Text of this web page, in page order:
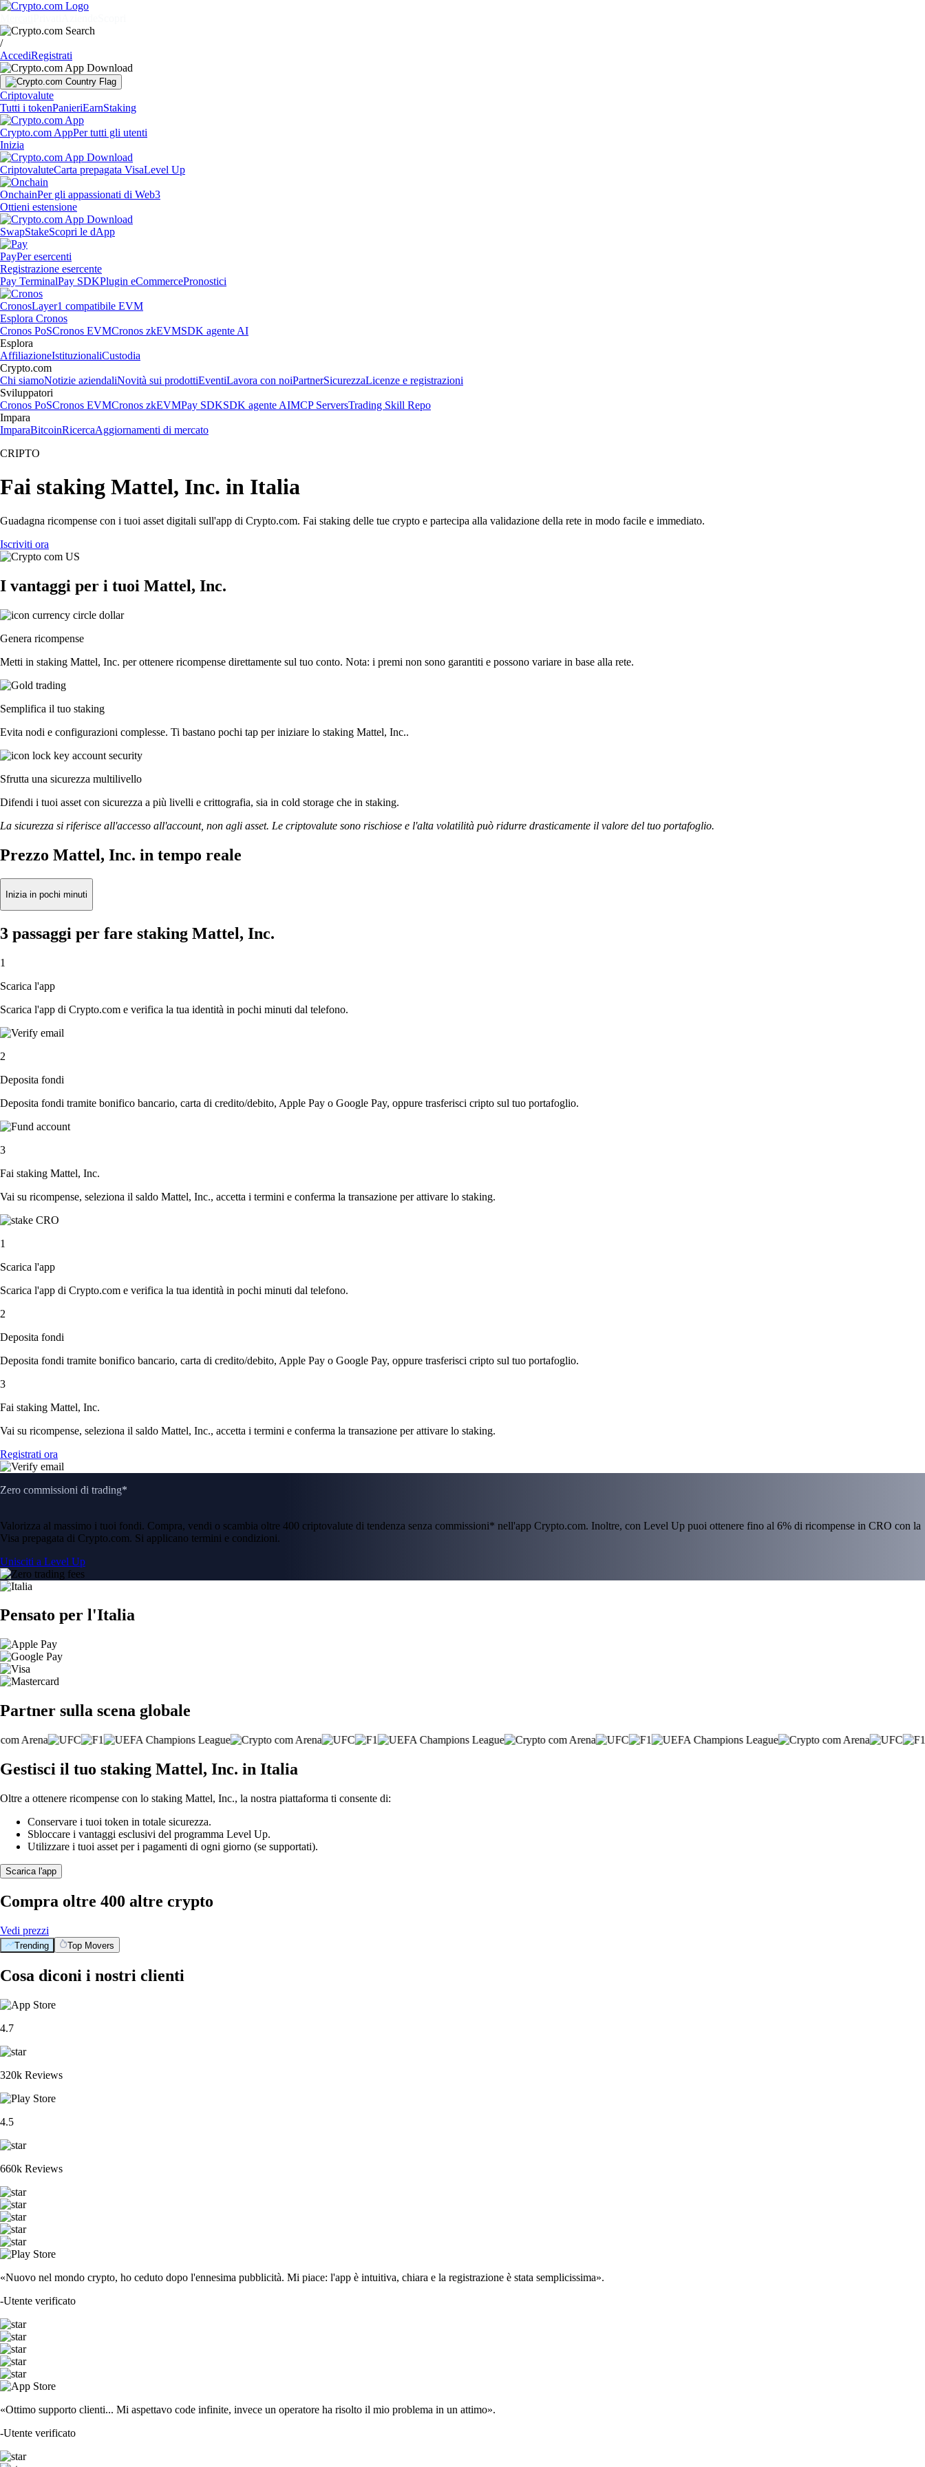
/
AccediRegistrati
Criptovalute
Tutti i tokenPanieriEarnStaking
Crypto.com AppPer tutti gli utenti
Inizia
CriptovaluteCarta prepagata VisaLevel Up
OnchainPer gli appassionati di Web3
Ottieni estensione
SwapStakeScopri le dApp
PayPer esercenti
Registrazione esercente
Pay TerminalPay SDKPlugin eCommercePronostici
CronosLayer1 compatibile EVM
Esplora Cronos
Cronos PoSCronos EVMCronos zkEVMSDK agente AI
Esplora
AffiliazioneIstituzionaliCustodia
Crypto.com
Chi siamoNotizie aziendaliNovità sui prodottiEventiLavora con noiPartnerSicurezzaLicenze e registrazioni
Sviluppatori
Cronos PoSCronos EVMCronos zkEVMPay SDKSDK agente AIMCP ServersTrading Skill Repo
Impara
ImparaBitcoinRicercaAggiornamenti di mercato
CRIPTO
Fai staking Mattel, Inc. in Italia
Guadagna ricompense con i tuoi asset digitali sull'app di Crypto.com. Fai staking delle tue crypto e partecipa alla validazione della rete in modo facile e immediato.
Iscriviti ora
I vantaggi per i tuoi Mattel, Inc.
Genera ricompense
Metti in staking Mattel, Inc. per ottenere ricompense direttamente sul tuo conto. Nota: i premi non sono garantiti e possono variare in base alla rete.
Semplifica il tuo staking
Evita nodi e configurazioni complesse. Ti bastano pochi tap per iniziare lo staking Mattel, Inc..
Sfrutta una sicurezza multilivello
Difendi i tuoi asset con sicurezza a più livelli e crittografia, sia in cold storage che in staking.
La sicurezza si riferisce all'accesso all'account, non agli asset. Le criptovalute sono rischiose e l'alta volatilità può ridurre drasticamente il valore del tuo portafoglio.
Prezzo Mattel, Inc. in tempo reale
Inizia in pochi minuti
3 passaggi per fare staking Mattel, Inc.
1
Scarica l'app
Scarica l'app di Crypto.com e verifica la tua identità in pochi minuti dal telefono.
2
Deposita fondi
Deposita fondi tramite bonifico bancario, carta di credito/debito, Apple Pay o Google Pay, oppure trasferisci cripto sul tuo portafoglio.
3
Fai staking Mattel, Inc.
Vai su ricompense, seleziona il saldo Mattel, Inc., accetta i termini e conferma la transazione per attivare lo staking.
1
Scarica l'app
Scarica l'app di Crypto.com e verifica la tua identità in pochi minuti dal telefono.
2
Deposita fondi
Deposita fondi tramite bonifico bancario, carta di credito/debito, Apple Pay o Google Pay, oppure trasferisci cripto sul tuo portafoglio.
3
Fai staking Mattel, Inc.
Vai su ricompense, seleziona il saldo Mattel, Inc., accetta i termini e conferma la transazione per attivare lo staking.
Registrati ora
Zero commissioni di trading*
Valorizza al massimo i tuoi fondi. Compra, vendi o scambia oltre 400 criptovalute di tendenza senza commissioni* nell'app Crypto.com. Inoltre, con Level Up puoi ottenere fino al 6% di ricompense in CRO con la
Visa prepagata di Crypto.com. Si applicano termini e condizioni.
Unisciti a Level Up
Pensato per l'Italia
Partner sulla scena globale
Gestisci il tuo staking Mattel, Inc. in Italia
Oltre a ottenere ricompense con lo staking Mattel, Inc., la nostra piattaforma ti consente di:
Conservare i tuoi token in totale sicurezza.
Sbloccare i vantaggi esclusivi del programma Level Up.
Utilizzare i tuoi asset per i pagamenti di ogni giorno (se supportati).
Scarica l'app
Compra oltre 400 altre crypto
Vedi prezzi
Trending Top Movers
Cosa diconi i nostri clienti
4.7
320k Reviews
4.5
660k Reviews
«Nuovo nel mondo crypto, ho ceduto dopo l'ennesima pubblicità. Mi piace: l'app è intuitiva, chiara e la registrazione è stata semplicissima».
-Utente verificato
«Ottimo supporto clienti... Mi aspettavo code infinite, invece un operatore ha risolto il mio problema in un attimo».
-Utente verificato